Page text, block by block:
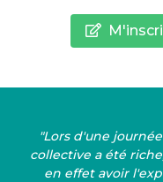
"Lors d'une
collective a été
en effet avoir